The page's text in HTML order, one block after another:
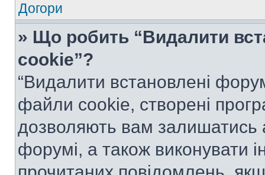
Догори
» Що робить “Видалити
cookie”?
“Видалити встановлені
файли cookie, створені
дозволяють вам залишатись
форумі, а також виконувати